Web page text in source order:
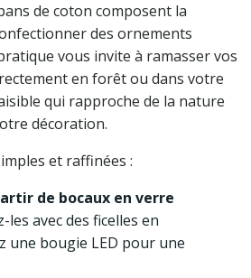
de coton composent la
des ornements
vous invite à ramasser vos
en forêt ou dans votre
qui rapproche de la nature
décoration.
et raffinées :
de bocaux en verre
les avec des ficelles en
une bougie LED pour une